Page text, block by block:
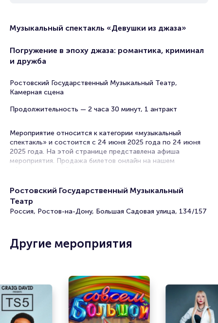
Музыкальный спектакль «Девушки из джаза»
Погружение в эпоху джаза: романтика, криминал
и дружба
Ростовский Государственный Музыкальный Театр,
Камерная сцена
Продолжительность — 2 часа 30 минут, 1 антракт
Мероприятие относится к категории «музыкальный
спектакль» и состоится с 24 июня 2025 года по 24 июня
2025 года. На этой странице представлена афиша
мероприятия. Продажа билетов онлайн на нашем
на музыкальный спектакль.
Билеты на музыкальный спектакль «Девушки из
джаза»
Portalbilet – удобный и надежный сервис для покупки и
продажи билетов на мероприятия разного формата.
ваше имя занимает не более двух минут. Билеты на
«Девушки из джаза» пользуются большой популярностью
у зрителей. Спешите купить их, пока они есть в наличии.
Полезные ссылки
Ростовский Государственный Музыкальный
Театр
Россия, Ростов-на-Дону, Большая Садовая улица, 134/157
Другие мероприятия